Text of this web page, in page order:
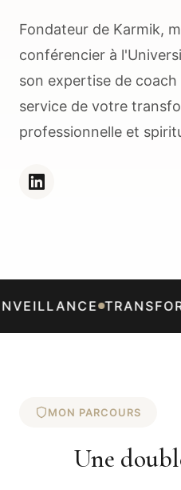
Fondateur de Karmik,
conférencier à
son expertise de
service de votre
professionnelle et
MON PARCOURS
Une